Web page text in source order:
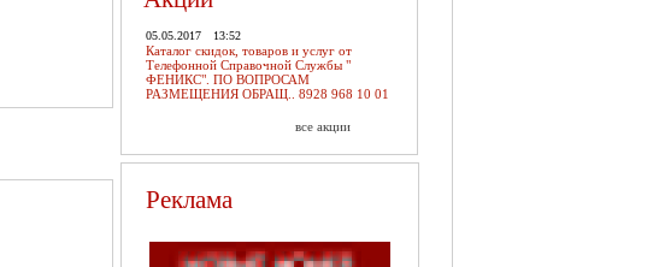
05.05.2017 13:52
Каталог скидок, товаров и услуг от
Телефонной Справочной Службы "
ФЕНИКС". ПО ВОПРОСАМ
РАЗМЕЩЕНИЯ ОБРАЩ.. 8928 968 10 01
все акции
Реклама